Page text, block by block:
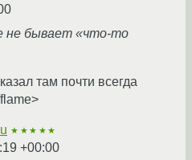
не бывает «что-то
там почти всегда
★★★★★
+00:00